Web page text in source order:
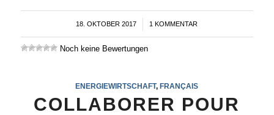
18. OKTOBER 2017
/ 1 KOMMENTAR
Noch keine Bewertungen
ENERGIEWIRTSCHAFT,FRANÇAIS
COLLABORER POUR